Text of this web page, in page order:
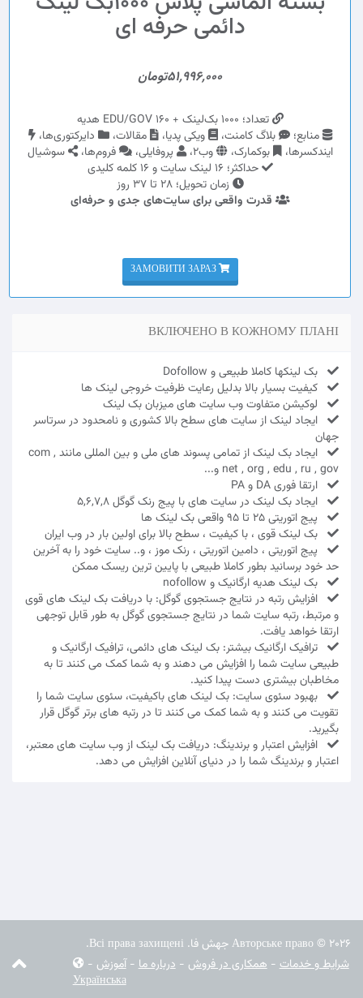
دائمی حرفه ای
51,996,000تومان
تعداد؛ 1000 بک‌لینک + 160 EDU/GOV هدیه
منابع؛
بلاگ کامنت، ویکی پدیا، مقالات،
دایرکتوری‌ها،
ایندکسرها،
بوکمارک، وب2، پروفایلی، فروم‌ها،
سوشیال
حداکثر؛ 16 لینک سایت و 16 کلمه کلیدی
زمان تحویل؛ 28 تا 37 روز
قدرت واقعی برای سایت‌های جدی و حرفه‌ای
ЗАМОВИТИ ЗАРАЗ
ВКЛЮЧЕНО В КОЖНОМУ ПЛАНІ
بک لینکها کاملا طبیعی و Dofollow
کیفیت بسیار بالا بدلیل رعایت ظرفیت خروجی لینک ها
لوکیشن متفاوت وب سایت های میزبان بک لینک
ایجاد لینک از سایت های سطح بالا کشوری و نامحدود در سرتاسر
جهان
ایجاد بک لینک از تمامی پسوند های ملی و بین المللی مانند com ,
net , org , edu , ru , gov و...
ارتقا فوری DA و PA
ایجاد بک لینک در سایت های با پیج رنک گوگل 5,6,7,8
پیج اتوریتی 25 تا 95 واقعی بک لینک ها
بک لینک قوی ، با کیفیت ، سطح بالا برای اولین بار در وب ایران
پیج اتوریتی ، دامین اتوریتی ، رنک موز ، و.. سایت خود را به آخرین
حد خود برسانید بطور کاملا طبیعی با پایین ترین ریسک ممکن
بک لینک هدیه ارگانیک و nofollow
افزایش رتبه در نتایج جستجوی گوگل: با دریافت بک لینک های قوی
و مرتبط، رتبه سایت شما در نتایج جستجوی گوگل به طور قابل توجهی
ارتقا خواهد یافت.
ترافیک ارگانیک بیشتر: بک لینک های دائمی، ترافیک ارگانیک و
طبیعی سایت شما را افزایش می دهند و به شما کمک می کنند تا به
مخاطبان بیشتری دست پیدا کنید.
بهبود سئوی سایت: بک لینک های باکیفیت، سئوی سایت شما را
تقویت می کنند و به شما کمک می کنند تا در رتبه های برتر گوگل قرار
بگیرید.
افزایش اعتبار و برندینگ: دریافت بک لینک از وب سایت های معتبر،
اعتبار و برندینگ شما را در دنیای آنلاین افزایش می دهد.
Авторське право © 2026 جهش فا. Всі права захищені.
شرایط و خدمات -همکاری در فروش -درباره ما -آموزش -
Українська